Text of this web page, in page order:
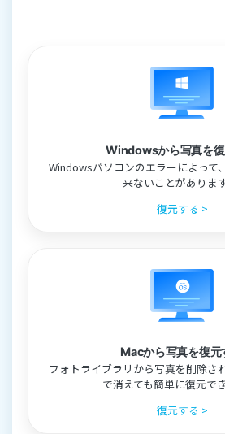
Windowsから写真を
Windowsパソコンのエラーによって
来ないことがあります
復元する >
Macから写真を復元
フォトライブラリから写真を削除さ
で消えても簡単に復元でき
復元する >